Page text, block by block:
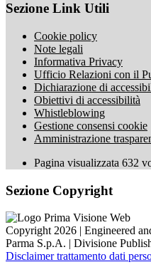
Sezione Link Utili
Cookie policy
Note legali
Informativa Privacy
Ufficio Relazioni con il
Dichiarazione di
Obiettivi di accessibilità
Whistleblowing
Gestione consensi cookie
Amministrazione
Pagina visualizzata 632
Sezione Copyright
Copyright 2026 | Engineered
Parma S.p.A. | Divisione
Disclaimer trattamento dati